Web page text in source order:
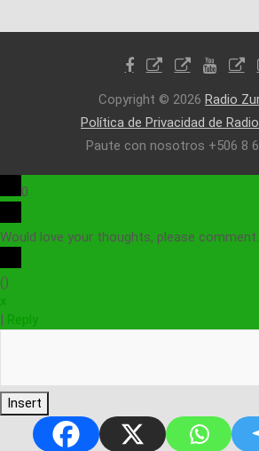
Copyright © 2026 Radio
Política de Privacidad de
Paute con nosotros +506 8
0
Would love your thoughts, please comment.
()
x
| Reply
Insert